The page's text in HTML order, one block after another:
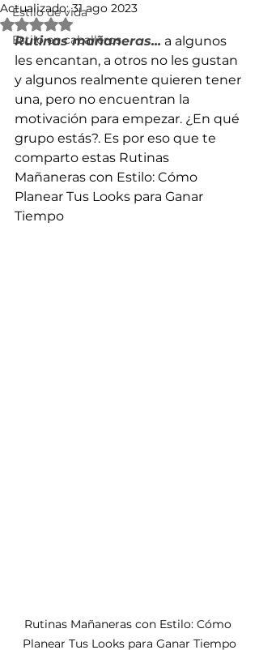
Estilo de vida
Estilo en caballeros
Actualizado:31 ago 2023
Obtuvo NaN de 5 estrellas.
Rutinas mañaneras... a algunos
les encantan, a otros no les gustan
y algunos realmente quieren tener
una, pero no encuentran la
motivación para empezar. ¿En qué
grupo estás?. Es por eso que te
comparto estas Rutinas
Mañaneras con Estilo: Cómo
Planear Tus Looks para Ganar
Tiempo
Rutinas Mañaneras con Estilo: Cómo
Planear Tus Looks para Ganar Tiempo